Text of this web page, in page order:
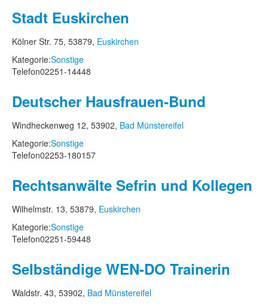
Stadt Euskirchen
Kölner Str. 75, 53879, Euskirchen
Kategorie:Sonstige
Telefon02251-14448
Deutscher Hausfrauen-Bund
Windheckenweg 12, 53902, Bad Münstereifel
Kategorie:Sonstige
Telefon02253-180157
Rechtsanwälte Sefrin und Kollegen
Wilhelmstr. 13, 53879, Euskirchen
Kategorie:Sonstige
Telefon02251-59448
Selbständige WEN-DO Trainerin
Waldstr. 43, 53902, Bad Münstereifel